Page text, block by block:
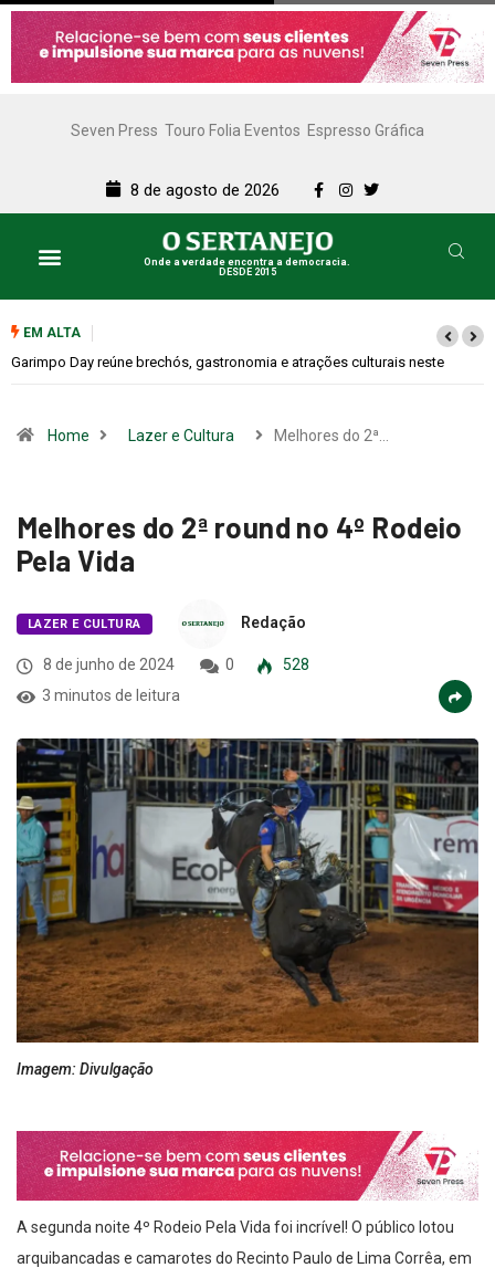
Seven Press Touro Folia Eventos Espresso Gráfica
8 de agosto de 2026
Onde a verdade encontra a democracia.
DESDE 2015
EM ALTA
Bugonia transforma paranoia e conspiração em um suspense imprevisível
Home Lazer e Cultura Melhores do 2ª…
Melhores do 2ª round no 4º Rodeio
Pela Vida
LAZER E CULTURA Redação
8 de junho de 2024 0
528
3 minutos de leitura
Imagem: Divulgação
A segunda noite 4º Rodeio Pela Vida foi incrível! O público lotou
arquibancadas e camarotes do Recinto Paulo de Lima Corrêa, em